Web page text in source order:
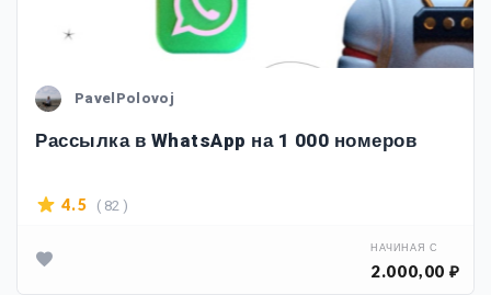
PavelPolovoj
Рассылка в WhatsApp на 1 000 номеров
4.5 ( 82 )
НАЧИНАЯ С
2.000,00 ₽